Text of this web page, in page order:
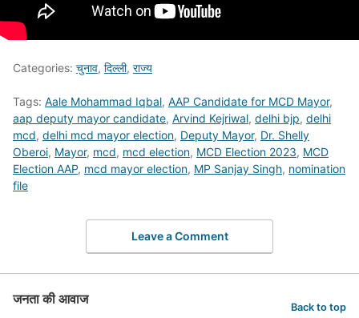
Categories: चुनाव, दिल्ली, राज्य
Tags: Aale Mohammad Iqbal, AAP Candidate for MCD Mayor,
aap deputy mayor candidate, Arvind Kejriwal, delhi bjp, delhi
mcd, delhi mcd mayor election, Deputy Mayor, Dr. Shelly
Oberoi, Mayor, mcd, mcd election, MCD Election 2023, MCD
Election AAP, mcd mayor election, MP Sanjay Singh, nomination
file
Leave a Comment
जनता की आवाज Back to top